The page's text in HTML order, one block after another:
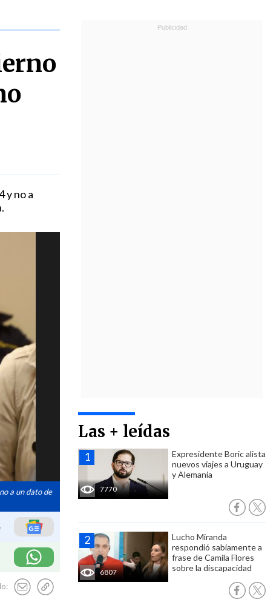
y no a
a un dato de
Las + leídas
7770
Expresidente Boric alista
nuevos viajes a Uruguay
y Alemania
6807
Lucho Miranda
respondió sabiamente a
frase de Camila Flores
sobre la discapacidad